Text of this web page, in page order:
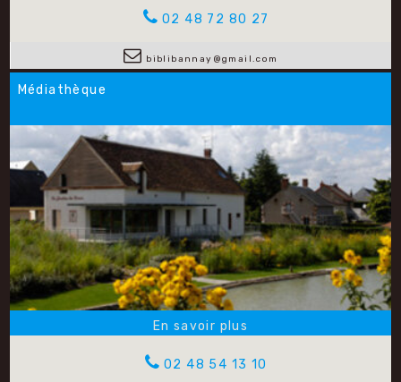
02 48 72 80 27
biblibannay@gmail.com
Médiathèque
02 48 54 13 10